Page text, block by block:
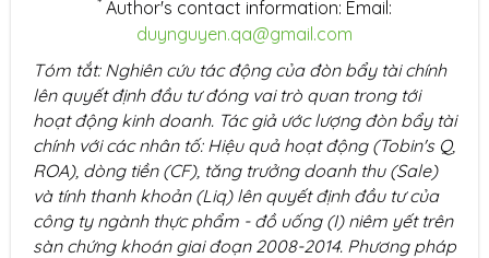
Author's contact information: Email:
duynguyen.qa@gmail.com
Tóm tắt: Nghiên cứu tác động của đòn bẩy tài chính
lên quyết định đầu tư đóng vai trò quan trong tới
hoạt động kinh doanh. Tác giả ước lượng đòn bẩy tài
chính với các nhân tố: Hiệu quả hoạt động (Tobin's Q,
ROA), dòng tiền (CF), tăng trưởng doanh thu (Sale)
và tính thanh khoản (Liq) lên quyết định đầu tư của
công ty ngành thực phẩm - đồ uống (I) niêm yết trên
sàn chứng khoán giai đoạn 2008-2014. Phương pháp